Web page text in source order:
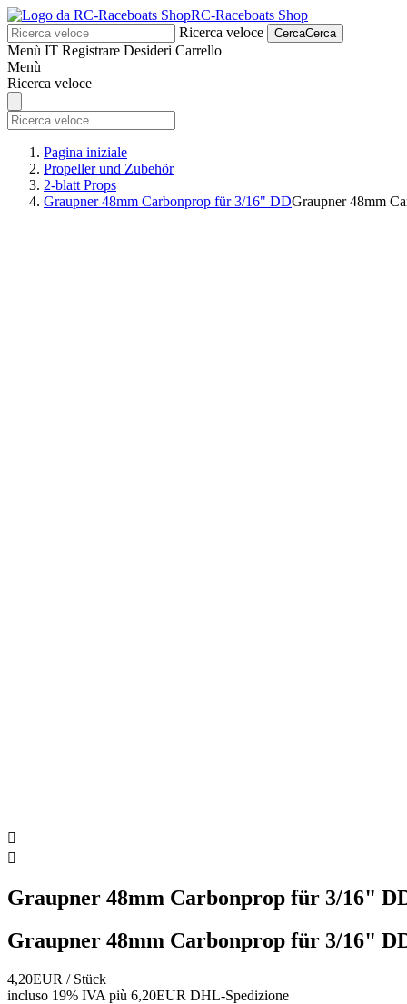
RC-Raceboats Shop
Ricerca veloce
CercaCerca
Menù IT Registrare Desideri Carrello
Menù
Ricerca veloce
Pagina iniziale
Propeller und Zubehör
2-blatt Props
Graupner 48mm Carbonprop für 3/16" DDGraupner 48mm


Graupner 48mm Carbonprop für 3/16"
Graupner 48mm Carbonprop für 3/16"
4,20EUR / Stück
incluso 19% IVA più 6,20EUR DHL-Spedizione